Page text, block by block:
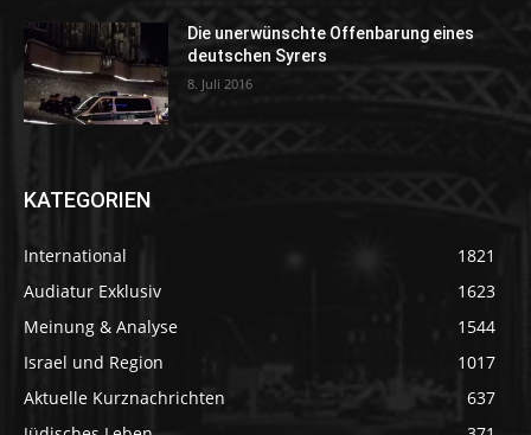
Die unerwünschte Offenbarung eines
deutschen Syrers
8. Juli 2016
KATEGORIEN
International
1821
Audiatur Exklusiv
1623
Meinung & Analyse
1544
Israel und Region
1017
Aktuelle Kurznachrichten
637